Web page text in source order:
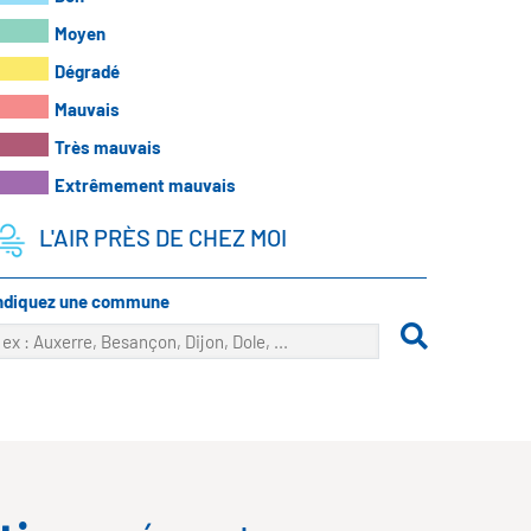
Moyen
Dégradé
Mauvais
Très mauvais
Extrêmement mauvais
L'AIR PRÈS DE CHEZ MOI
une commune